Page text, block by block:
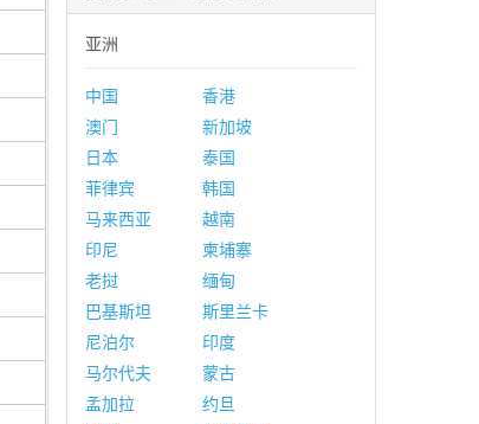
亚洲
中国
香港
澳门
新加坡
日本
泰国
菲律宾
韩国
马来西亚
越南
印尼
柬埔寨
老挝
缅甸
巴基斯坦
斯里兰卡
尼泊尔
印度
马尔代夫
蒙古
孟加拉
约旦